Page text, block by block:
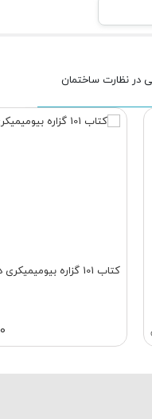
در نظارت ساختمان
کتاب 101 گزاره بیومیمیکری در معماری